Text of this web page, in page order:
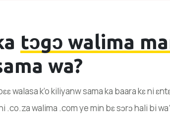
tɔgɔ walima
wa?
walasa k’o kiliyanw sama ka baara kɛ ni
.co.za walima .com ye min bɛ sɔrɔ hali bi